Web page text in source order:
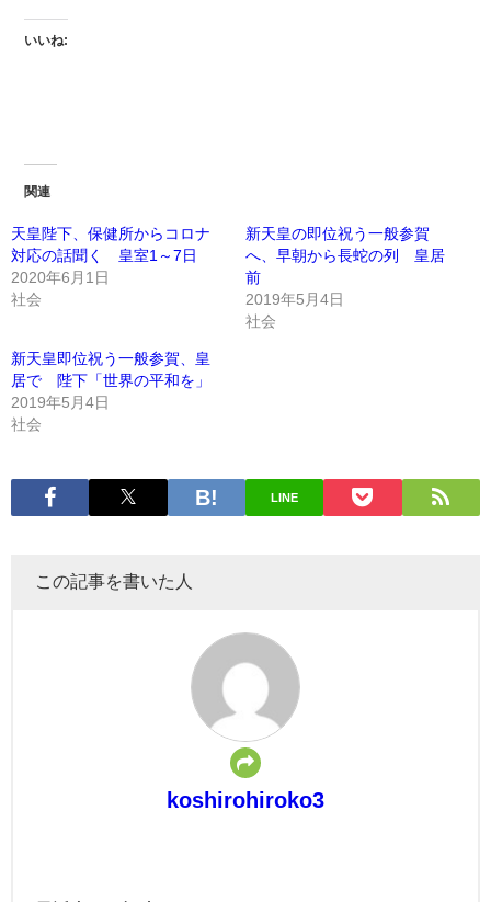
いいね:
関連
天皇陛下、保健所からコロナ
対応の話聞く 皇室1～7日
2020年6月1日
社会
新天皇の即位祝う一般参賀
へ、早朝から長蛇の列 皇居
前
2019年5月4日
社会
新天皇即位祝う一般参賀、皇
居で 陛下「世界の平和を」
2019年5月4日
社会
LINE
この記事を書いた人
koshirohiroko3